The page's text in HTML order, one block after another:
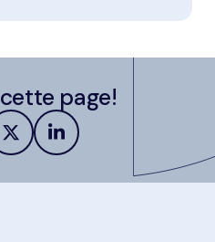
cette page!